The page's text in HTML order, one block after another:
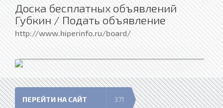
Доска бесплатных объявлений
Губкин / Подать объявление
http://www.hiperinfo.ru/board/
ПЕРЕЙТИ НА САЙТ 371